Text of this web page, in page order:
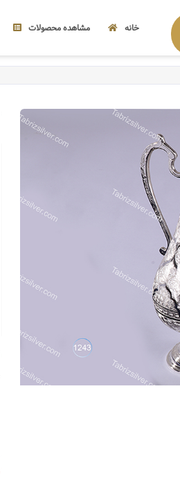
خانه مشاهده محصولات